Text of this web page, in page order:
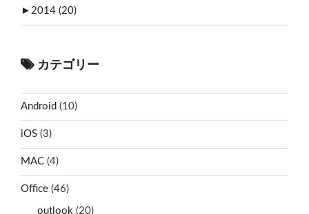
► 2014 (20)
カテゴリー
Android (10)
iOS (3)
MAC (4)
Office (46)
outlook (20)